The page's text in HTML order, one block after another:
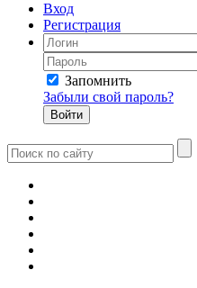
Вход
Регистрация
Запомнить
Забыли свой пароль?